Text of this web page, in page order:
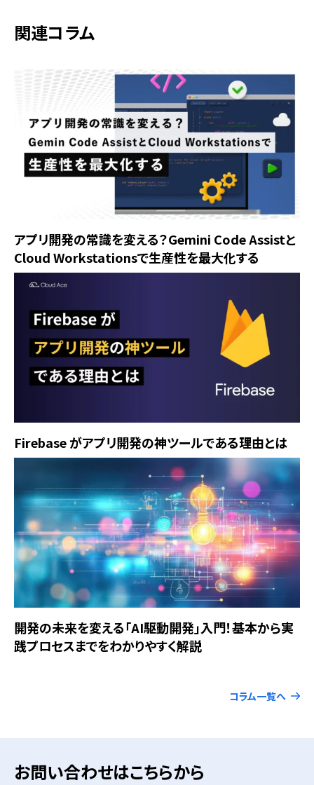
関連コラム
アプリ開発の常識を変える？Gemini Code Assistと
Cloud Workstationsで生産性を最大化する
Firebase がアプリ開発の神ツールである理由とは
開発の未来を変える「AI駆動開発」入門！基本から実
践プロセスまでをわかりやすく解説
コラム一覧へ
お問い合わせはこちらから